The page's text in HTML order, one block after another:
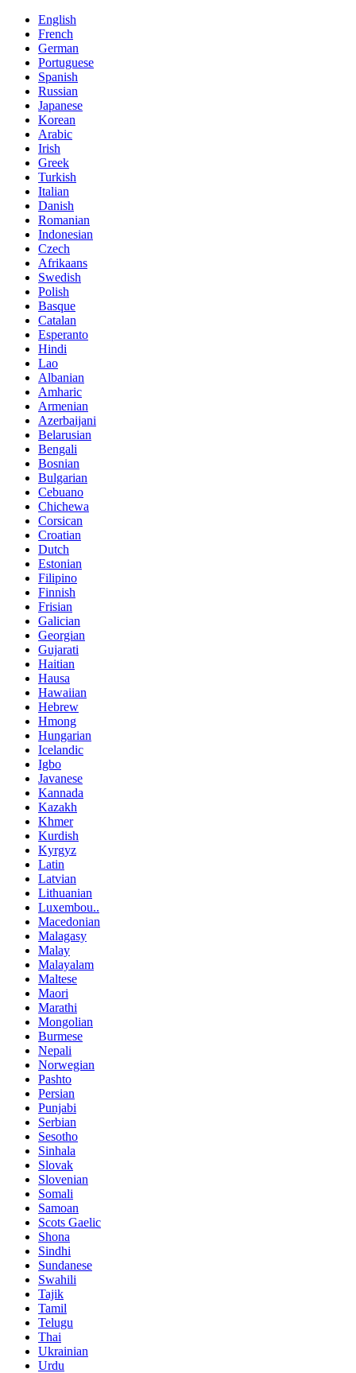
English
French
German
Portuguese
Spanish
Russian
Japanese
Korean
Arabic
Irish
Greek
Turkish
Italian
Danish
Romanian
Indonesian
Czech
Afrikaans
Swedish
Polish
Basque
Catalan
Esperanto
Hindi
Lao
Albanian
Amharic
Armenian
Azerbaijani
Belarusian
Bengali
Bosnian
Bulgarian
Cebuano
Chichewa
Corsican
Croatian
Dutch
Estonian
Filipino
Finnish
Frisian
Galician
Georgian
Gujarati
Haitian
Hausa
Hawaiian
Hebrew
Hmong
Hungarian
Icelandic
Igbo
Javanese
Kannada
Kazakh
Khmer
Kurdish
Kyrgyz
Latin
Latvian
Lithuanian
Luxembou..
Macedonian
Malagasy
Malay
Malayalam
Maltese
Maori
Marathi
Mongolian
Burmese
Nepali
Norwegian
Pashto
Persian
Punjabi
Serbian
Sesotho
Sinhala
Slovak
Slovenian
Somali
Samoan
Scots Gaelic
Shona
Sindhi
Sundanese
Swahili
Tajik
Tamil
Telugu
Thai
Ukrainian
Urdu